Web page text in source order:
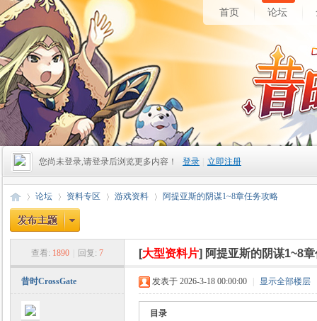
首页 论坛
您尚未登录,请登录后浏览更多内容！ 登录 立即注册
论坛
›
资料专区
›
游戏资料
›
阿提亚斯的阴谋1~8章任务攻略
查看: 1890 回复: 7 [大型资料片] 阿提亚斯的阴谋1~8
昔时CrossGate 发表于 2026-3-18 00:00:00 显示全部楼层
目录